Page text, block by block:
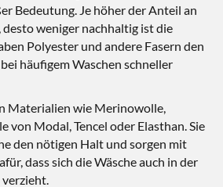
Bedeutung. Je höher der Anteil an
weniger nachhaltig ist die
Polyester und andere Fasern den
häufigem Waschen schneller
Materialien wie Merinowolle,
von Modal, Tencel oder Elasthan. Sie
den nötigen Halt und sorgen mit
dass sich die Wäsche auch in der